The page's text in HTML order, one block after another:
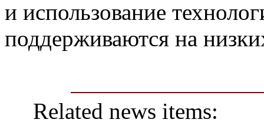
и использование
поддерживаются на
Related news items: